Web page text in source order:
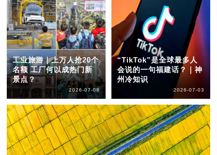
工业旅游｜上万人抢20个
名额 工厂何以成热门新
景点？
2026-07-08
“TikTok”是全球最多人
会说的一句福建话？｜神
州冷知识
2026-07-03